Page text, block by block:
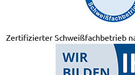
Zertifizierter Schweißfachbetrieb